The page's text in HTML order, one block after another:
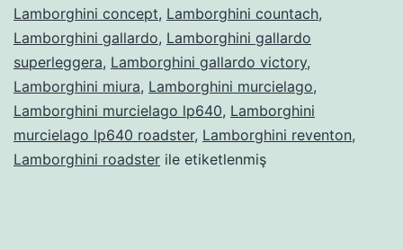
Lamborghini concept, Lamborghini countach,
Lamborghini gallardo, Lamborghini gallardo
superleggera, Lamborghini gallardo victory,
Lamborghini miura, Lamborghini murcielago,
Lamborghini murcielago lp640, Lamborghini
murcielago lp640 roadster, Lamborghini reventon,
Lamborghini roadster ile etiketlenmiş